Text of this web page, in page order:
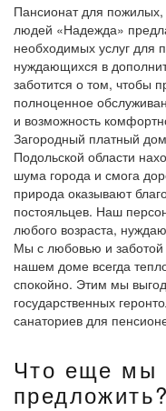
Пансионат для
людей «Надежда»
необходимых услуг для
нуждающихся в
заботится о том, чтобы
полноценное
и возможность
Загородный платный
Подольской области
шума города и смога
природа оказывают
постояльцев. Наш
любого возраста,
Мы с любовью и
нашем доме всегда
спокойно. Этим мы
государственных
санаториев для
Что еще мы
предложить?